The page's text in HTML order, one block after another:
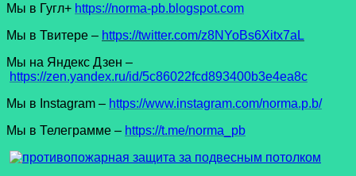
Мы в Гугл+ https://norma-pb.blogspot.com
Мы в Твитере – https://twitter.com/z8NYoBs6Xitx7aL
Мы на Яндекс Дзен –
https://zen.yandex.ru/id/5c86022fcd893400b3e4ea8c
Мы в Instagram – https://www.instagram.com/norma.p.b/
Мы в Телеграмме – https://t.me/norma_pb